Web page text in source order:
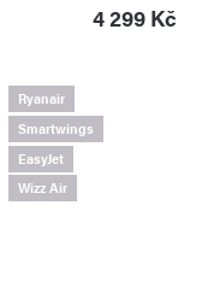
4 299 Kč
Ryanair
Smartwings
EasyJet
Wizz Air